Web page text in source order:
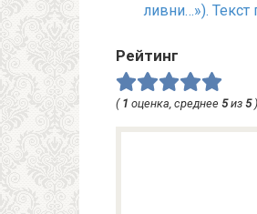
ливни…»). Текст
Рейтинг
( 1 оценка, среднее 5из 5)